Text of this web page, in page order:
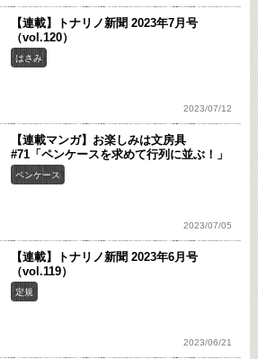
【連載】トナリノ新聞 2023年7月号
（vol.120）
はさみ
2023/07/12
【連載マンガ】お楽しみは文房具
#71「ペンケースを求めて行列に並ぶ！」
ペンケース
2023/07/05
【連載】トナリノ新聞 2023年6月号
（vol.119）
定規
2023/06/21